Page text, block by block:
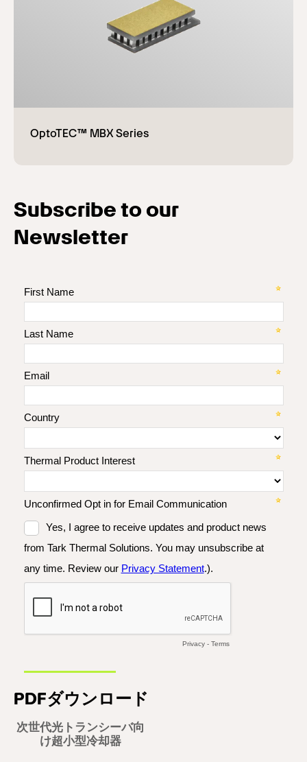
Subscribe to our
Newsletter
PDFダウンロード
次世代光トランシーバ向
け超小型冷却器